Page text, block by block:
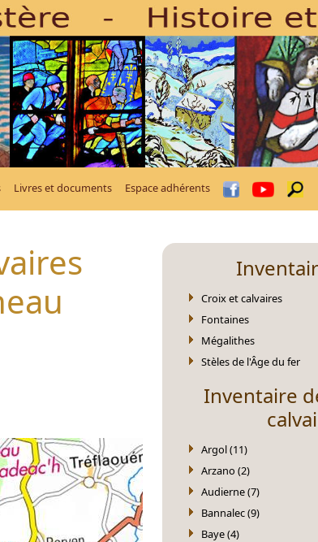
Livres et documents Espace adhérents
Croix et calvaires
Fontaines
Mégalithes
Stèles de l'Âge du fer
Inventaire
Argol (11)
Arzano (2)
Audierne (7)
Bannalec (9)
Baye (4)